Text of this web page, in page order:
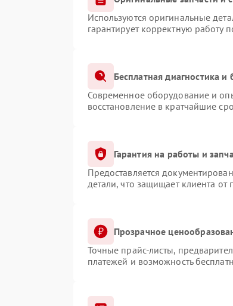
Используются оригинальные
гарантирует корректную работу
Бесплатная диагностика
Современное оборудование и
восстановление в кратчайшие
Гарантия на работы и
Предоставляется
детали, что защищает клиента
Прозрачное
Точные прайс-листы,
платежей и возможность